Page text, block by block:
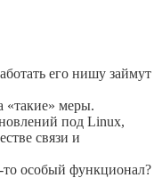
его нишу займут
«такие» меры.
под Linux,
связи и
то особый функционал?